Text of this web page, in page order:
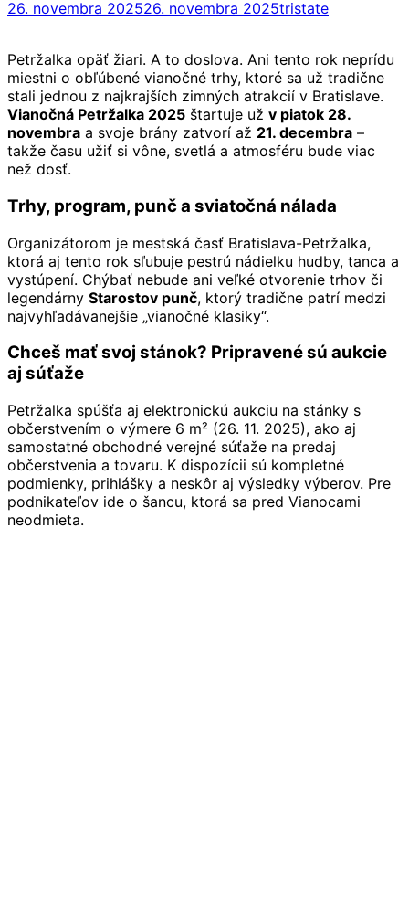
26. novembra 202526. novembra 2025tristate
Petržalka opäť žiari. A to doslova. Ani tento rok neprídu
miestni o obľúbené vianočné trhy, ktoré sa už tradične
stali jednou z najkrajších zimných atrakcií v Bratislave.
Vianočná Petržalka 2025 štartuje už v piatok 28.
novembra a svoje brány zatvorí až 21. decembra –
takže času užiť si vône, svetlá a atmosféru bude viac
než dosť.
Trhy, program, punč a sviatočná nálada
Organizátorom je mestská časť Bratislava-Petržalka,
ktorá aj tento rok sľubuje pestrú nádielku hudby, tanca a
vystúpení. Chýbať nebude ani veľké otvorenie trhov či
legendárny Starostov punč, ktorý tradične patrí medzi
najvyhľadávanejšie „vianočné klasiky“.
Chceš mať svoj stánok? Pripravené sú aukcie
aj súťaže
Petržalka spúšťa aj elektronickú aukciu na stánky s
občerstvením o výmere 6 m² (26. 11. 2025), ako aj
samostatné obchodné verejné súťaže na predaj
občerstvenia a tovaru. K dispozícii sú kompletné
podmienky, prihlášky a neskôr aj výsledky výberov. Pre
podnikateľov ide o šancu, ktorá sa pred Vianocami
neodmieta.